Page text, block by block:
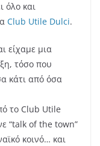
όλο και
Club Utile Dulci.
είχαμε μια
τόσο που
κάτι από όσα
το Club Utile
“talk of the town”
κοινό… και